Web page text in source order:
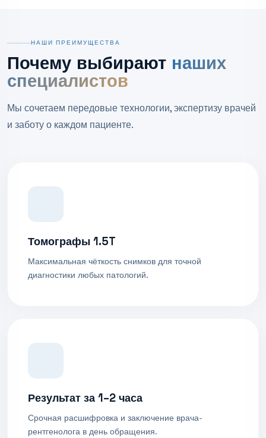
НАШИ ПРЕИМУЩЕСТВА
Почему выбирают наших
специалистов
Мы сочетаем передовые технологии, экспертизу врачей
и заботу о каждом пациенте.
Томографы 1.5T
Максимальная чёткость снимков для точной
диагностики любых патологий.
Результат за 1–2 часа
Срочная расшифровка и заключение врача-
рентгенолога в день обращения.